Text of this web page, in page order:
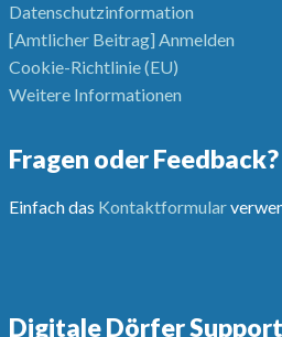
Datenschutzinformation
[Amtlicher Beitrag] Anmelden
Cookie-Richtlinie (EU)
Weitere Informationen
Fragen oder Feedback?
Einfach das Kontaktformular
Digitale Dörfer Support